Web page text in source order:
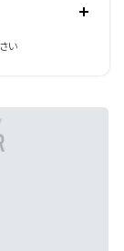
い